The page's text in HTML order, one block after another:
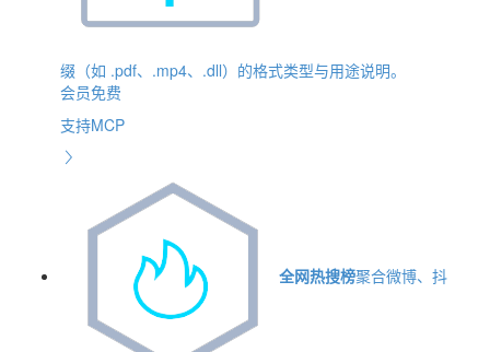
缀（如 .pdf、.mp4、.dll）的格式类型与用途说明。
会员免费
支持MCP
全网热搜榜聚合微博、抖